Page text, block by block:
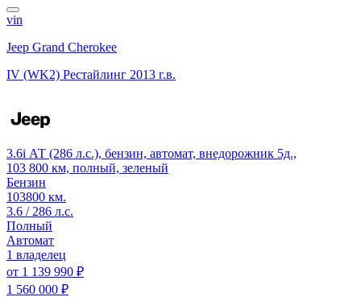
vin
Jeep Grand Cherokee
IV (WK2) Рестайлинг 2013 г.в.
3.6i АТ (286 л.с.), бензин, автомат, внедорожник 5д.,
103 800 км, полный, зеленый
Бензин
103800 км.
3.6 / 286 л.с.
Полный
Автомат
1 владелец
от 1 139 990 ₽
1 560 000 ₽